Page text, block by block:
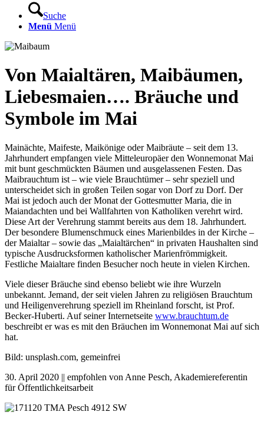
Suche
Menü Menü
Von Maialtären, Maibäumen,
Liebesmaien…. Bräuche und
Symbole im Mai
Mainächte, Maifeste, Maikönige oder Maibräute – seit dem 13.
Jahrhundert empfangen viele Mitteleuropäer den Wonnemonat Mai
mit bunt geschmückten Bäumen und ausgelassenen Festen. Das
Maibrauchtum ist – wie viele Brauchtümer – sehr speziell und
unterscheidet sich in großen Teilen sogar von Dorf zu Dorf. Der
Mai ist jedoch auch der Monat der Gottesmutter Maria, die in
Maiandachten und bei Wallfahrten von Katholiken verehrt wird.
Diese Art der Verehrung stammt bereits aus dem 18. Jahrhundert.
Der besondere Blumenschmuck eines Marienbildes in der Kirche –
der Maialtar – sowie das „Maialtärchen“ in privaten Haushalten sind
typische Ausdrucksformen katholischer Marienfrömmigkeit.
Festliche Maialtare finden Besucher noch heute in vielen Kirchen.
Viele dieser Bräuche sind ebenso beliebt wie ihre Wurzeln
unbekannt. Jemand, der seit vielen Jahren zu religiösen Brauchtum
und Heiligenverehrung speziell im Rheinland forscht, ist Prof.
Becker-Huberti. Auf seiner Internetseite www.brauchtum.de
beschreibt er was es mit den Bräuchen im Wonnemonat Mai auf sich
hat.
Bild: unsplash.com, gemeinfrei
30. April 2020 || empfohlen von Anne Pesch, Akademiereferentin
für Öffentlichkeitsarbeit